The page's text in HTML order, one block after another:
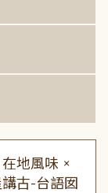
地風味 ×
古-台語囡